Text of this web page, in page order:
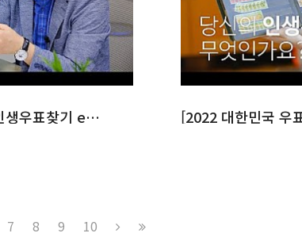
[2022 대한민국 우표전시회] 인생우표찾기 ep.2
7 8 9 10